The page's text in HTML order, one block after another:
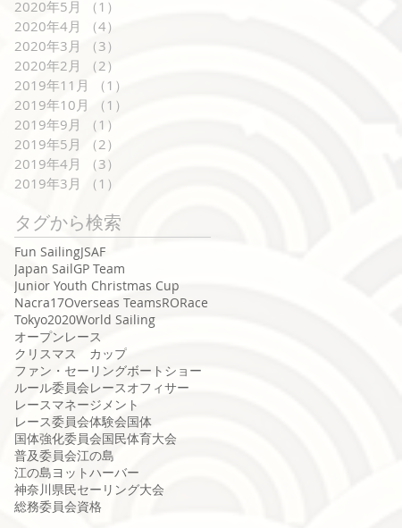
2020年5月
（1）
2020年4月
（4）
2020年3月
（3）
2020年2月
（2）
2019年11月
（1）
2019年10月
（1）
2019年9月
（1）
2019年5月
（2）
2019年4月
（3）
2019年3月
（1）
タグから検索
Fun SailingJSAF
Japan SailGP Team
Junior Youth Christmas Cup
Nacra17Overseas TeamsRORace
Tokyo2020World Sailing
オープンレース
クリスマス カップ
ファン・セーリングボートショー
ルール委員会レースオフィサー
レースマネージメント
レース委員会体験会国体
国体強化委員会国民体育大会
普及委員会江の島
江の島ヨットハーバー
神奈川県民セーリング大会
総務委員会資格